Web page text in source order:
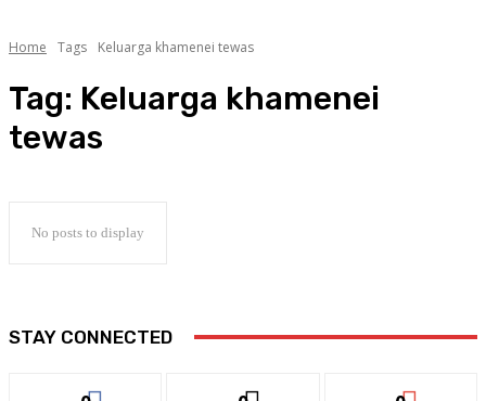
Home Tags Keluarga khamenei tewas
Tag: Keluarga khamenei
tewas
No posts to display
STAY CONNECTED